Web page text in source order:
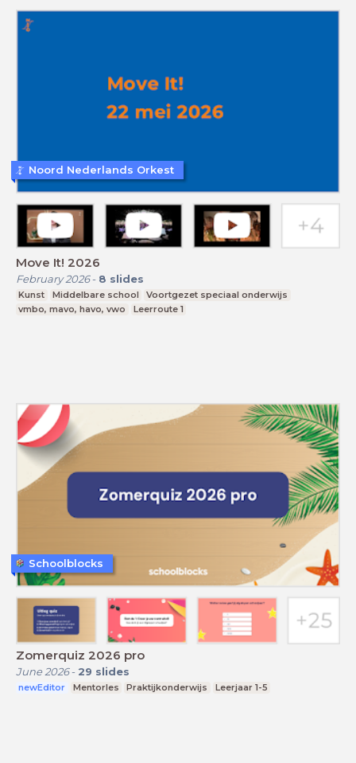
Move It! 2026
February 2026- 8 slides
Kunst Middelbare school
Voortgezet speciaal onderwijs
vmbo, mavo, havo, vwo
Leerroute 1
Noord Nederlands Orkest
Zomerquiz 2026 pro
June 2026- 29 slides
newEditor Mentorles Praktijkonderwijs Leerjaar 1-5
Schoolblocks